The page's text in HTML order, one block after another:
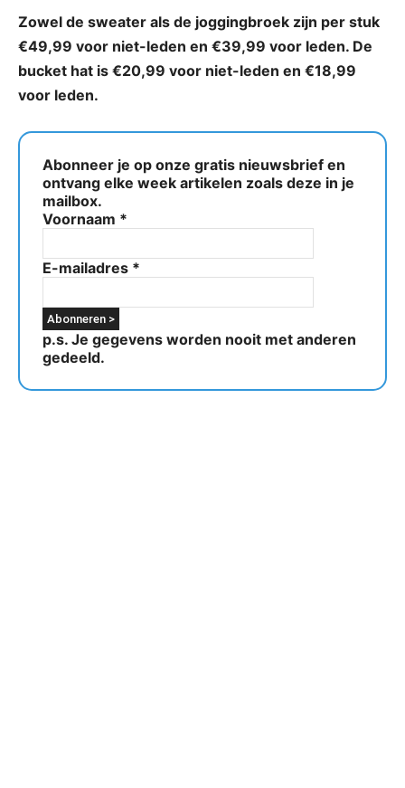
Zowel de sweater als de joggingbroek zijn per stuk
€49,99 voor niet-leden en €39,99 voor leden. De
bucket hat is €20,99 voor niet-leden en €18,99
voor leden.
Abonneer je op onze gratis nieuwsbrief en
ontvang elke week artikelen zoals deze in je
mailbox.
Voornaam *
E-mailadres *
p.s. Je gegevens worden nooit met anderen
gedeeld.